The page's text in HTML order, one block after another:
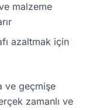
malzeme
azaltmak için
ve geçmişe
zamanlı ve